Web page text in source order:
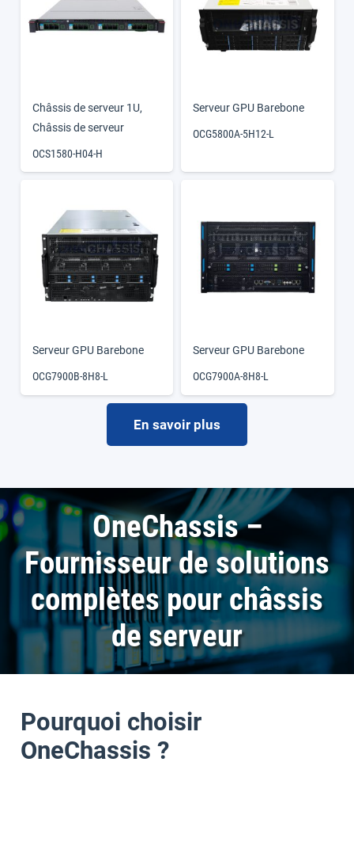
Châssis de serveur 1U,
Châssis de serveur
OCS1580-H04-H
Serveur GPU Barebone
OCG5800A-5H12-L
Serveur GPU Barebone
OCG7900B-8H8-L
Serveur GPU Barebone
OCG7900A-8H8-L
En savoir plus
OneChassis –
Fournisseur de solutions
complètes pour châssis
de serveur
Pourquoi choisir
OneChassis ?